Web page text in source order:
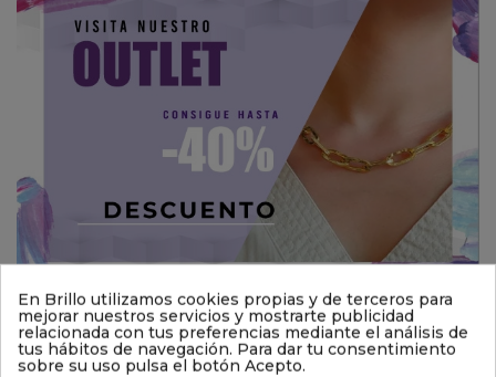
También podría interesarle
En Brillo utilizamos cookies propias y de terceros para
mejorar nuestros servicios y mostrarte publicidad
relacionada con tus preferencias mediante el análisis de
tus hábitos de navegación. Para dar tu consentimiento
sobre su uso pulsa el botón Acepto.